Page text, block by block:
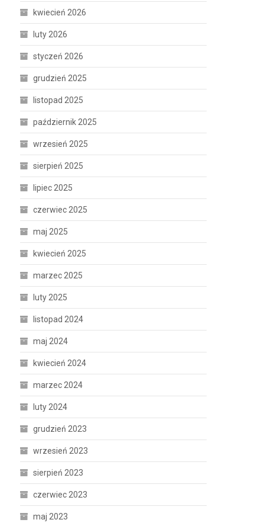
kwiecień 2026
luty 2026
styczeń 2026
grudzień 2025
listopad 2025
październik 2025
wrzesień 2025
sierpień 2025
lipiec 2025
czerwiec 2025
maj 2025
kwiecień 2025
marzec 2025
luty 2025
listopad 2024
maj 2024
kwiecień 2024
marzec 2024
luty 2024
grudzień 2023
wrzesień 2023
sierpień 2023
czerwiec 2023
maj 2023